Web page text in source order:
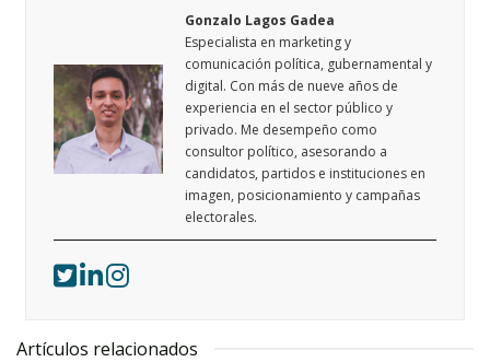
Gonzalo Lagos Gadea
Especialista en marketing y
comunicación política, gubernamental y
digital. Con más de nueve años de
experiencia en el sector público y
privado. Me desempeño como
consultor político, asesorando a
candidatos, partidos e instituciones en
imagen, posicionamiento y campañas
electorales.
Artículos relacionados